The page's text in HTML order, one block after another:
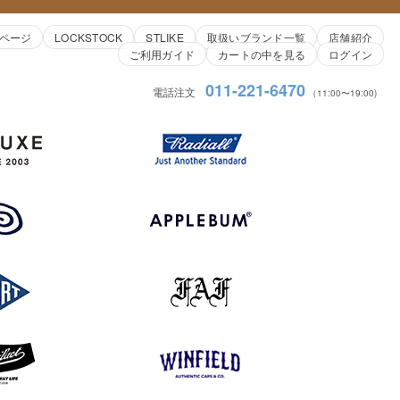
ージ LOCKSTOCK STLIKE 取扱いブランド一覧
店舗紹介
ご利用ガイド
カートの中を見る ログイン
電話注文 011-221-6470 （11:00〜19:00)